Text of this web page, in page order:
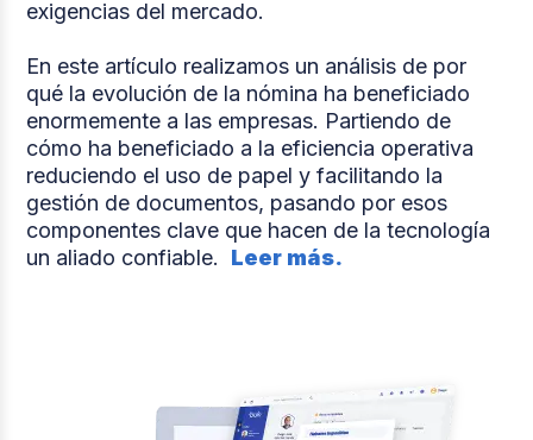
exigencias del mercado.
En este artículo realizamos un análisis de por
qué la evolución de la nómina ha beneficiado
enormemente a las empresas. Partiendo de
cómo ha beneficiado a la eficiencia operativa
reduciendo el uso de papel y facilitando la
gestión de documentos, pasando por esos
componentes clave que hacen de la tecnología
un aliado confiable. Leer más.